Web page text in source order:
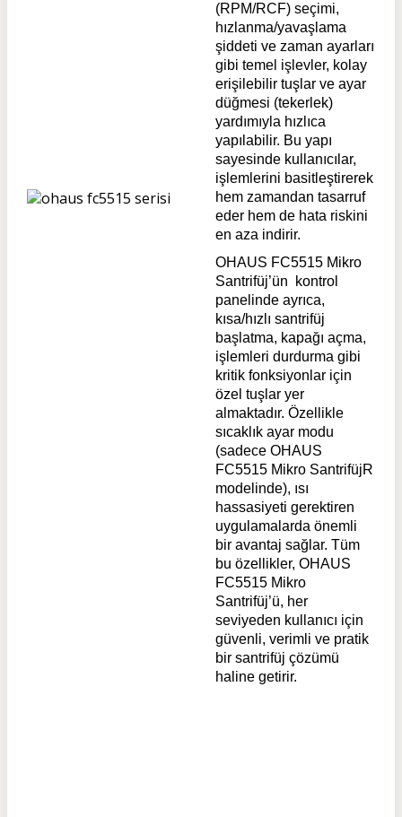
(RPM/RCF) seçimi,
hızlanma/yavaşlama
şiddeti ve zaman ayarları
gibi temel işlevler, kolay
erişilebilir tuşlar ve ayar
düğmesi (tekerlek)
yardımıyla hızlıca
yapılabilir. Bu yapı
sayesinde kullanıcılar,
işlemlerini basitleştirerek
hem zamandan tasarruf
eder hem de hata riskini
en aza indirir.
OHAUS FC5515 Mikro
Santrifüj’ün kontrol
panelinde ayrıca,
kısa/hızlı santrifüj
başlatma, kapağı açma,
işlemleri durdurma gibi
kritik fonksiyonlar için
özel tuşlar yer
almaktadır. Özellikle
sıcaklık ayar modu
(sadece OHAUS
FC5515 Mikro SantrifüjR
modelinde), ısı
hassasiyeti gerektiren
uygulamalarda önemli
bir avantaj sağlar. Tüm
bu özellikler, OHAUS
FC5515 Mikro
Santrifüj’ü, her
seviyeden kullanıcı için
güvenli, verimli ve pratik
bir santrifüj çözümü
haline getirir.